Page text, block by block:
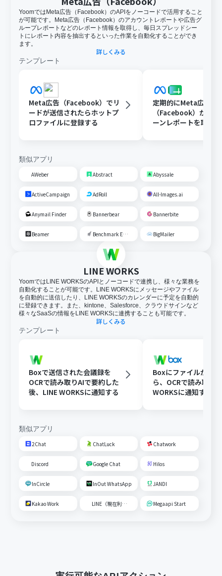
YoomではMeta広告（Facebook）のAPIをノーコードで活用すること
が可能です。Meta広告（Facebook）のアカウントレポートや広告グ
ループレポートなどのレポート情報を取得し、毎日スプレッドシー
トにレポート内容を抽出するといった作業を自動化することができ
ます。
詳しくみる
テンプレート
Meta広告（Facebook）でリ
ードが送信されたらホットプ
ロファイルに登録する
定期的にMeta広告
（Facebook）から
ーンレポートを取得
類似アプリ
AWeber Abstract Abyssale
ActiveCampaign AdRoll All-Images.ai
Anymail Finder Bannerbear Bannerbite
Beamer Benchmark Email BigMailer
LINE WORKS
YoomではLINE WORKSのAPIとノーコードで連携し、様々な業務を
自動化することが可能です。LINE WORKSにメッセージやファイル
を自動的に送信したり、LINE WORKSのカレンダーに予定を自動的
に登録できます。また、kintone、Salesforce、クラウドサインなど
様々なSaaSの情報をLINE WORKSに連携することも可能です。
詳しくみる
テンプレート
Boxで送信された会議録を
OCRで読み取りAIで要約した
後、LINE WORKSに通知する
Boxにファイルが格
ら、OCRで読み取り
WORKSに通知する
類似アプリ
2Chat ChatLuck Chatwork
Discord Google Chat Hilos
InCircle InOut WhatsApp JANDI
Kakao Work LINE（現在利用不可） Megaapi Start